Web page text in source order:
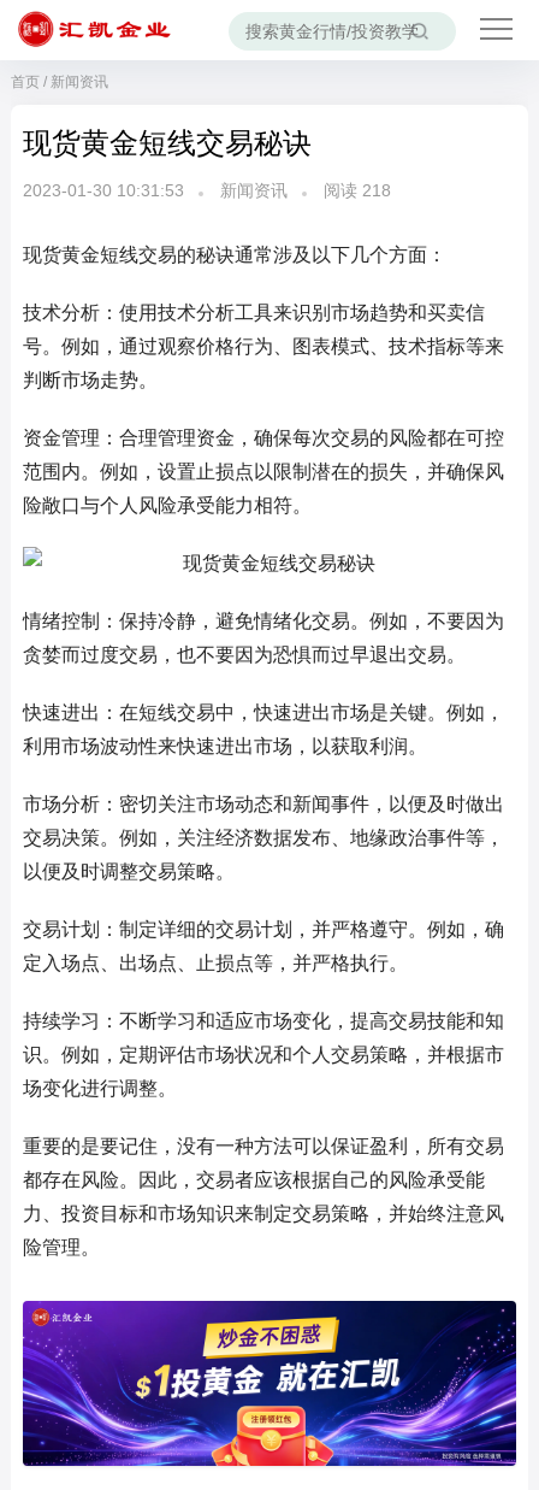
首页/ 新闻资讯
现货黄金短线交易秘诀
2023-01-30 10:31:53 新闻资讯 阅读 218
现货黄金短线交易的秘诀通常涉及以下几个方面：
技术分析：使用技术分析工具来识别市场趋势和买卖信
号。例如，通过观察价格行为、图表模式、技术指标等来
判断市场走势。
资金管理：合理管理资金，确保每次交易的风险都在可控
范围内。例如，设置止损点以限制潜在的损失，并确保风
险敞口与个人风险承受能力相符。
情绪控制：保持冷静，避免情绪化交易。例如，不要因为
贪婪而过度交易，也不要因为恐惧而过早退出交易。
快速进出：在短线交易中，快速进出市场是关键。例如，
利用市场波动性来快速进出市场，以获取利润。
市场分析：密切关注市场动态和新闻事件，以便及时做出
交易决策。例如，关注经济数据发布、地缘政治事件等，
以便及时调整交易策略。
交易计划：制定详细的交易计划，并严格遵守。例如，确
定入场点、出场点、止损点等，并严格执行。
持续学习：不断学习和适应市场变化，提高交易技能和知
识。例如，定期评估市场状况和个人交易策略，并根据市
场变化进行调整。
重要的是要记住，没有一种方法可以保证盈利，所有交易
都存在风险。因此，交易者应该根据自己的风险承受能
力、投资目标和市场知识来制定交易策略，并始终注意风
险管理。